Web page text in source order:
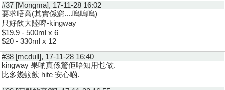
#37 [Mongma], 17-11-28 16:02
要求唔高(其實係窮....嗚嗚嗚)
只好飲大陸啤-kingway
$19.9 - 500ml x 6
$20 - 330ml x 12
#38 [mcdull], 17-11-28 16:40
kingway 果啲真係驚佢唔知用乜做.
比多幾蚊飲 hite 安心啲.